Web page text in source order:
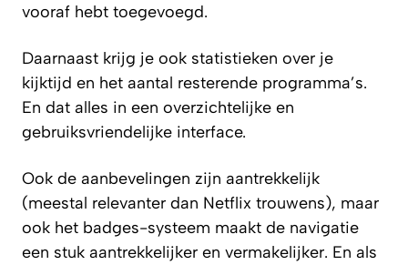
vooraf hebt toegevoegd.
Daarnaast krijg je ook statistieken over je
kijktijd en het aantal resterende programma’s.
En dat alles in een overzichtelijke en
gebruiksvriendelijke interface.
Ook de aanbevelingen zijn aantrekkelijk
(meestal relevanter dan Netflix trouwens), maar
ook het badges-systeem maakt de navigatie
een stuk aantrekkelijker en vermakelijker. En als